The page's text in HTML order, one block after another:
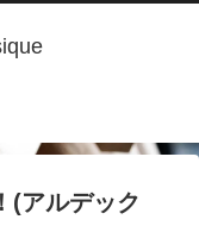
(アルデック